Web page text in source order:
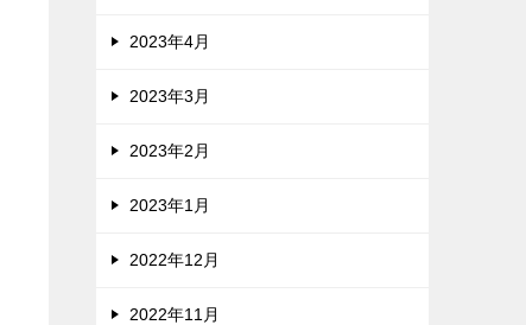
2023年4月
2023年3月
2023年2月
2023年1月
2022年12月
2022年11月